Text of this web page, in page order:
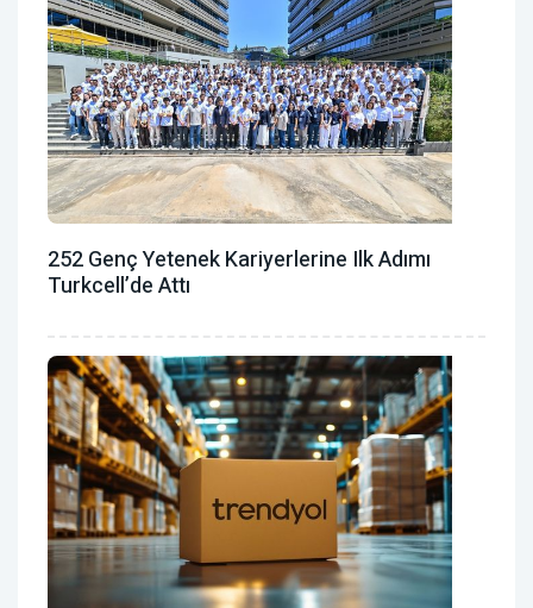
252 Genç Yetenek Kariyerlerine Ilk Adımı
Turkcell’de Attı